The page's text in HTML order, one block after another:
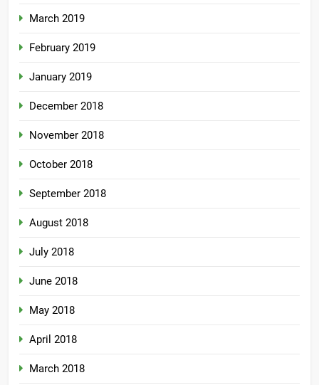
March 2019
February 2019
January 2019
December 2018
November 2018
October 2018
September 2018
August 2018
July 2018
June 2018
May 2018
April 2018
March 2018